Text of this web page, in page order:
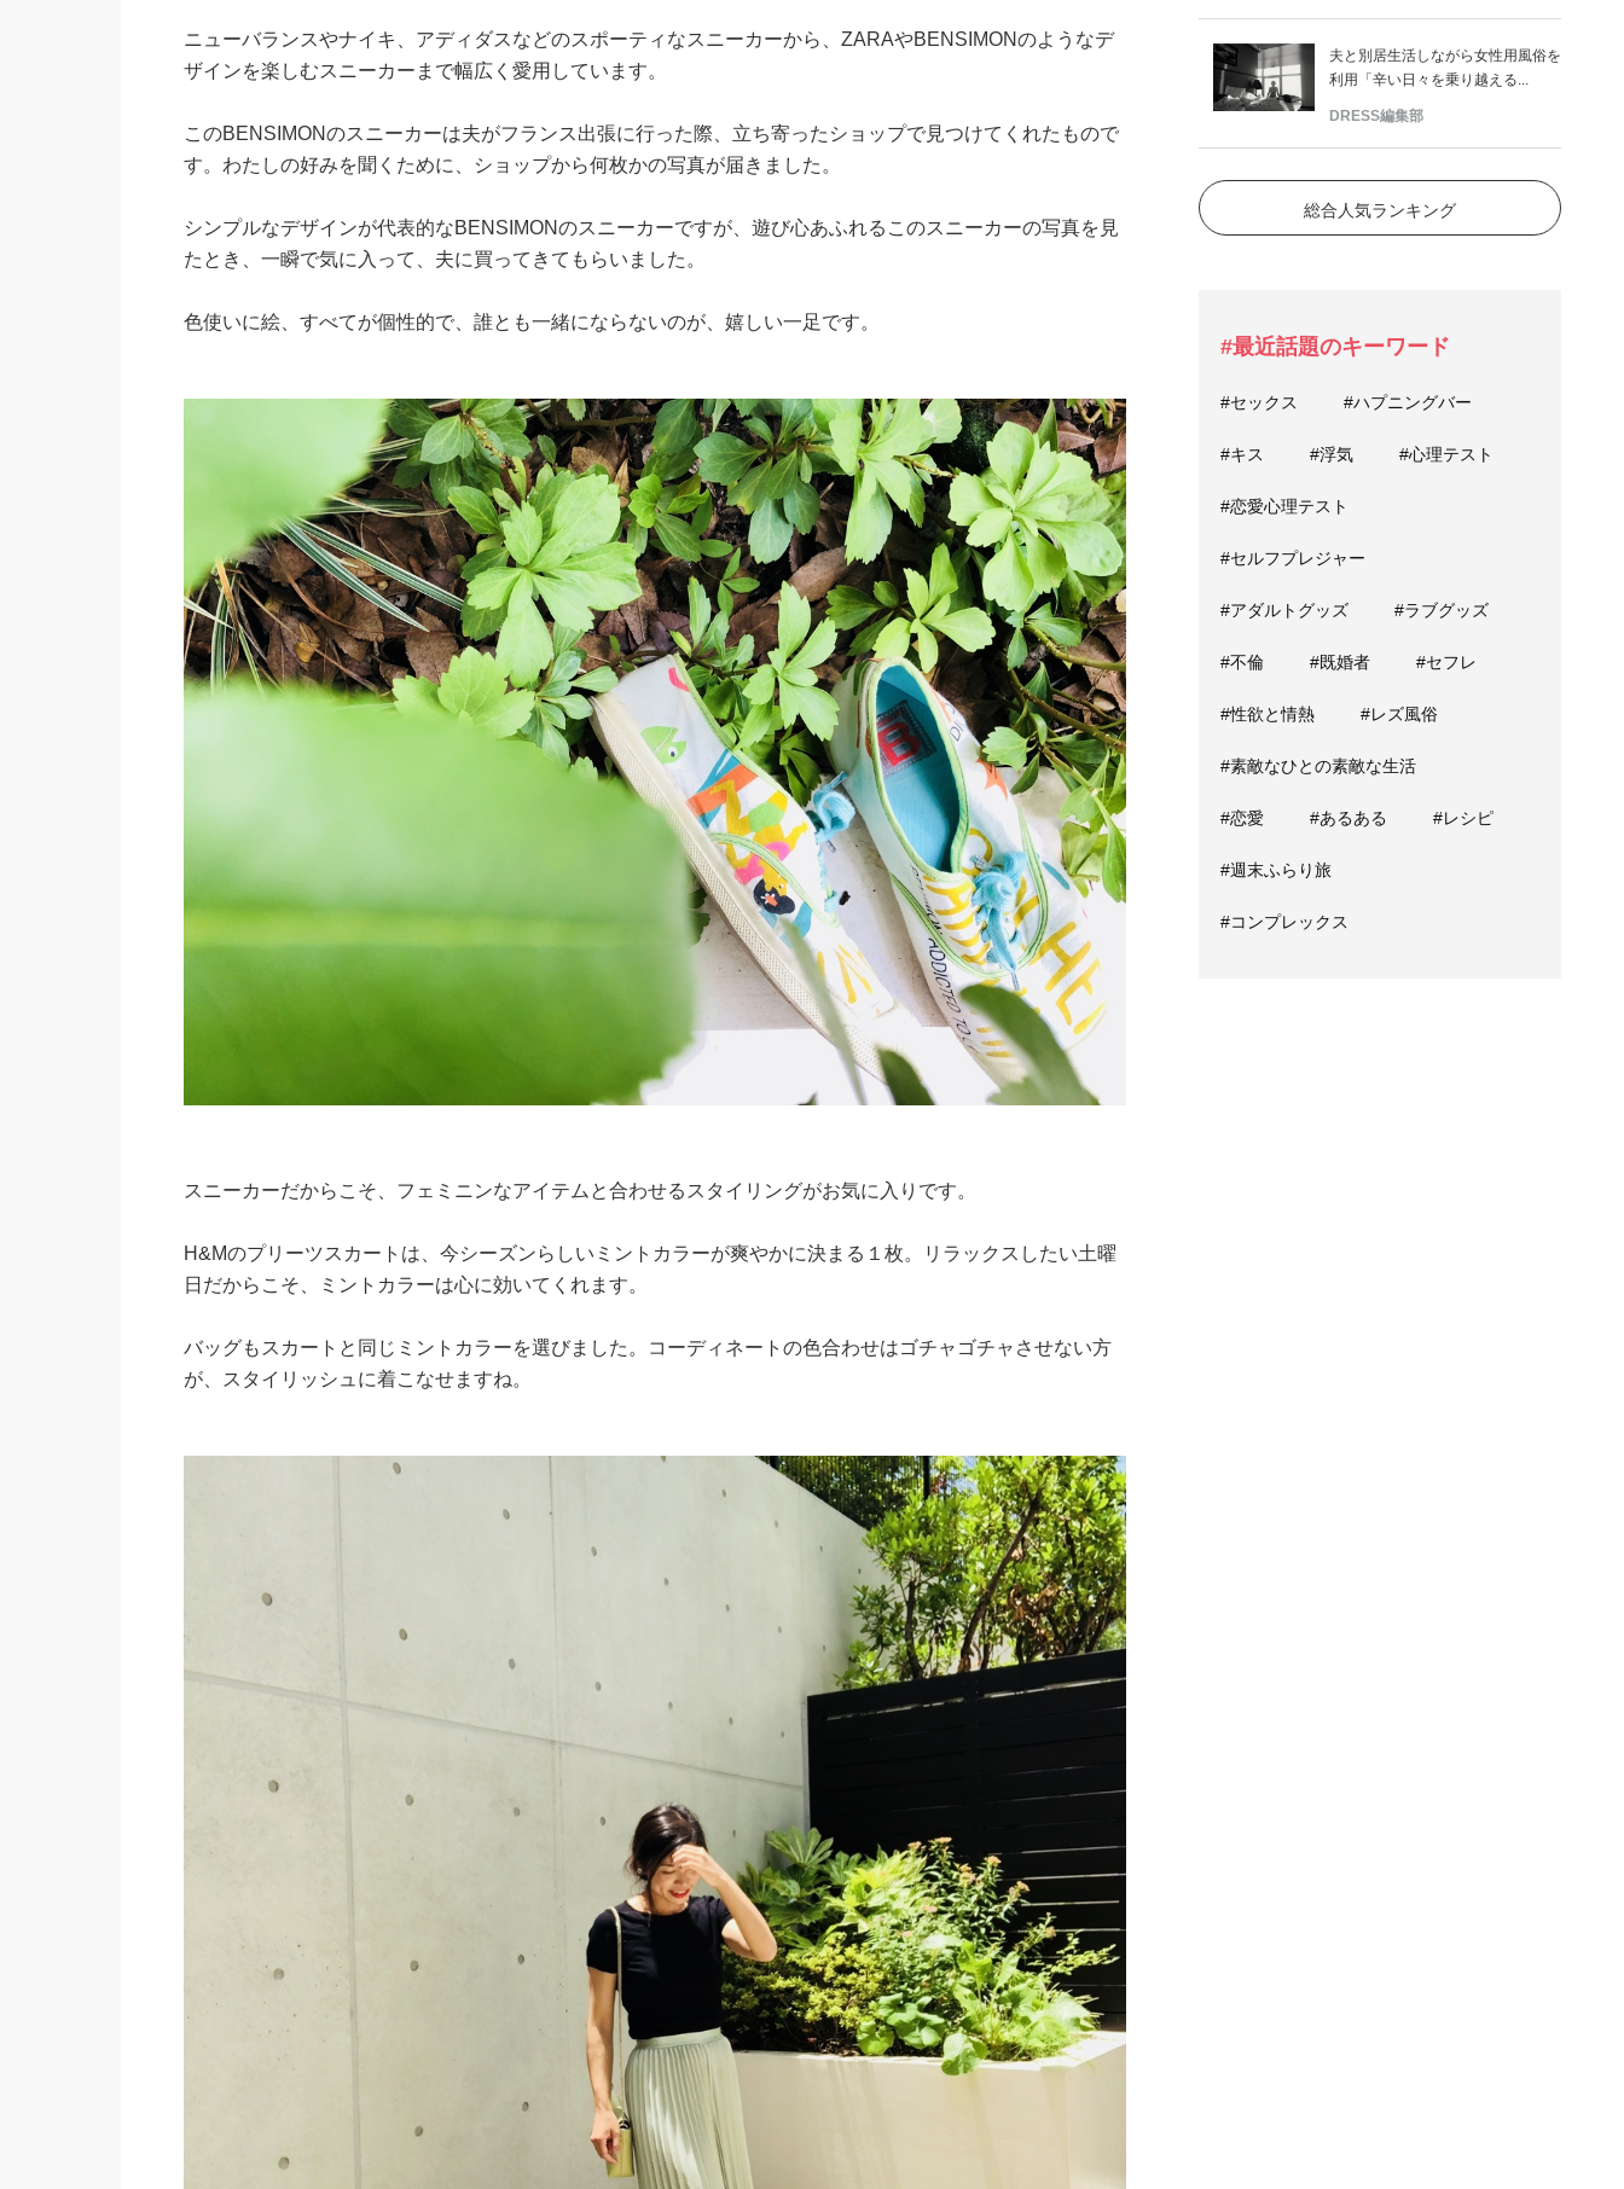
ニューバランスやナイキ、アディダスなどのスポーティなスニーカーから、ZARAやBENSIMONのようなデ
ザインを楽しむスニーカーまで幅広く愛用しています。
このBENSIMONのスニーカーは夫がフランス出張に行った際、立ち寄ったショップで見つけてくれたもので
す。わたしの好みを聞くために、ショップから何枚かの写真が届きました。
シンプルなデザインが代表的なBENSIMONのスニーカーですが、遊び心あふれるこのスニーカーの写真を見
たとき、一瞬で気に入って、夫に買ってきてもらいました。
色使いに絵、すべてが個性的で、誰とも一緒にならないのが、嬉しい一足です。
スニーカーだからこそ、フェミニンなアイテムと合わせるスタイリングがお気に入りです。
H&Mのプリーツスカートは、今シーズンらしいミントカラーが爽やかに決まる１枚。リラックスしたい土曜
日だからこそ、ミントカラーは心に効いてくれます。
バッグもスカートと同じミントカラーを選びました。コーディネートの色合わせはゴチャゴチャさせない方
が、スタイリッシュに着こなせますね。
夫と別居生活しながら女性用風俗を
利用「辛い日々を乗り越える...
DRESS編集部
総合人気ランキング
#最近話題のキーワード
#セックス #ハプニングバー
#キス #浮気 #心理テスト
#恋愛心理テスト
#セルフプレジャー
#アダルトグッズ #ラブグッズ
#不倫 #既婚者 #セフレ
#性欲と情熱 #レズ風俗
#素敵なひとの素敵な生活
#恋愛 #あるある #レシピ
#週末ふらり旅
#コンプレックス